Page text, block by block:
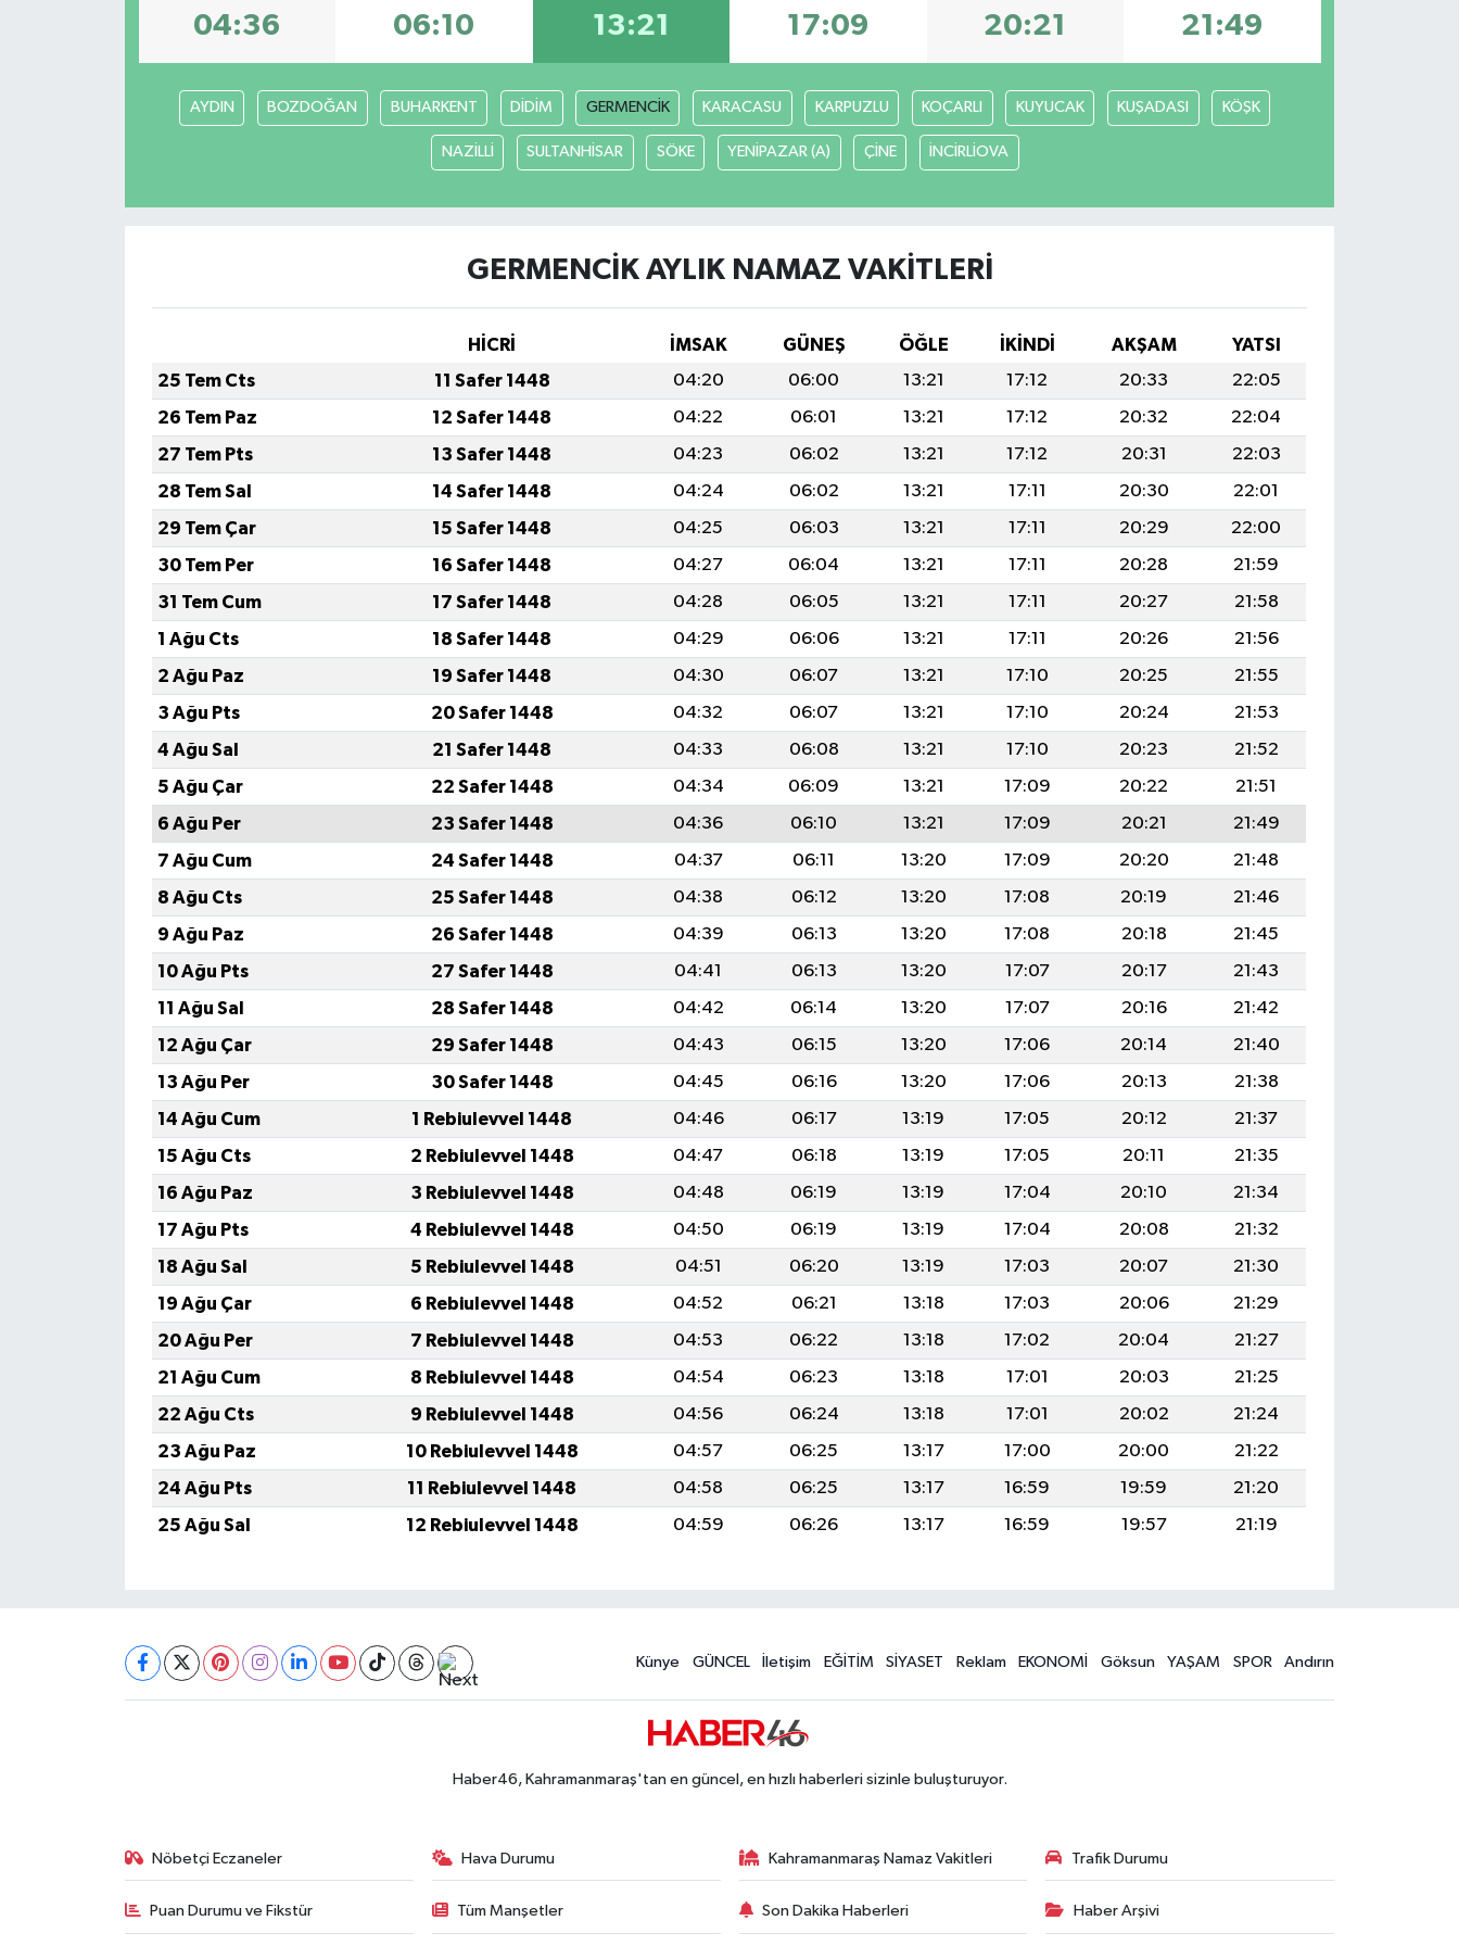
04:36 06:10 13:21 17:09 20:21 21:49
AYDIN BOZDOĞAN BUHARKENT DİDİM GERMENCİK KARACASU KARPUZLU KOÇARLI KUYUCAK KUŞADASI KÖŞK
NAZİLLİ SULTANHİSAR SÖKE YENİPAZAR (A) ÇİNE İNCİRLİOVA
GERMENCİK AYLIK NAMAZ VAKITLERI
HİCRİ İMSAK GÜNEŞ ÖĞLE İKINDI AKŞAM
YATSI
25 Tem Cts
11 Safer 1448 04:20 06:00 13:21 17:12 20:33
22:05
26 Tem Paz
12 Safer 1448 04:22 06:01 13:21 17:12 20:32
22:04
27 Tem Pts
13 Safer 1448 04:23 06:02 13:21 17:12 20:31
22:03
28 Tem Sal
14 Safer 1448 04:24 06:02 13:21 17:11 20:30
22:01
29 Tem Çar
15 Safer 1448 04:25 06:03 13:21 17:11 20:29
22:00
30 Tem Per
16 Safer 1448 04:27 06:04 13:21 17:11 20:28
21:59
31 Tem Cum
17 Safer 1448 04:28 06:05 13:21 17:11 20:27
21:58
1 Ağu Cts
18 Safer 1448 04:29 06:06 13:21 17:11 20:26
21:56
2 Ağu Paz
19 Safer 1448 04:30 06:07 13:21 17:10 20:25
21:55
3 Ağu Pts
20 Safer 1448 04:32 06:07 13:21 17:10 20:24
21:53
4 Ağu Sal
21 Safer 1448 04:33 06:08 13:21 17:10 20:23
21:52
5 Ağu Çar
22 Safer 1448 04:34 06:09 13:21 17:09 20:22
21:51
6 Ağu Per
23 Safer 1448 04:36 06:10 13:21 17:09 20:21
21:49
7 Ağu Cum
24 Safer 1448 04:37 06:11 13:20 17:09 20:20
21:48
8 Ağu Cts
25 Safer 1448 04:38 06:12 13:20 17:08 20:19
21:46
9 Ağu Paz
26 Safer 1448 04:39 06:13 13:20 17:08 20:18
21:45
10 Ağu Pts
27 Safer 1448 04:41 06:13 13:20 17:07 20:17
21:43
11 Ağu Sal
28 Safer 1448 04:42 06:14 13:20 17:07 20:16
21:42
12 Ağu Çar
29 Safer 1448 04:43 06:15 13:20 17:06 20:14
21:40
13 Ağu Per
30 Safer 1448 04:45 06:16 13:20 17:06 20:13
21:38
14 Ağu Cum
1 Rebiulevvel 1448 04:46 06:17 13:19 17:05 20:12
21:37
15 Ağu Cts
2 Rebiulevvel 1448 04:47 06:18 13:19 17:05 20:11
21:35
16 Ağu Paz
3 Rebiulevvel 1448 04:48 06:19 13:19 17:04 20:10
21:34
17 Ağu Pts
4 Rebiulevvel 1448 04:50 06:19 13:19 17:04 20:08
21:32
18 Ağu Sal
5 Rebiulevvel 1448 04:51 06:20 13:19 17:03 20:07
21:30
19 Ağu Çar
6 Rebiulevvel 1448 04:52 06:21 13:18 17:03 20:06
21:29
20 Ağu Per
7 Rebiulevvel 1448 04:53 06:22 13:18 17:02 20:04
21:27
21 Ağu Cum
8 Rebiulevvel 1448 04:54 06:23 13:18 17:01 20:03
21:25
22 Ağu Cts
9 Rebiulevvel 1448 04:56 06:24 13:18 17:01 20:02
21:24
23 Ağu Paz
10 Rebiulevvel 1448 04:57 06:25 13:17 17:00 20:00
21:22
24 Ağu Pts
11 Rebiulevvel 1448 04:58 06:25 13:17 16:59 19:59
21:20
25 Ağu Sal
12 Rebiulevvel 1448 04:59 06:26 13:17 16:59 19:57 21:19
Künye GÜNCEL İletişim EĞİTİM SİYASET Reklam EKONOMİ Göksun YAŞAM SPOR Andırın
Haber46, Kahramanmaraş'tan en güncel, en hızlı haberleri sizinle buluşturuyor.
Nöbetçi Eczaneler Hava Durumu Kahramanmaraş Namaz Vakitleri Trafik Durumu
Puan Durumu ve Fikstür Tüm Manşetler Son Dakika Haberleri Haber Arşivi
İLÇE HABERLERİ
KÜLTÜR-SANAT
KADIN-AİLE
YEREL YÖNETİM
SEÇİM 2011
ÜÇÜNCÜ SAYFA
SİVİL TOPLUM
SEÇİM 2014
KİM KİMDİR
ÇEK GÖNDER
HEDEF2020
BÖLGEDEN
BİLİM TEKNOLOJİ
BİLİM VE TEKNOLOJİ
HABERDE İNSAN